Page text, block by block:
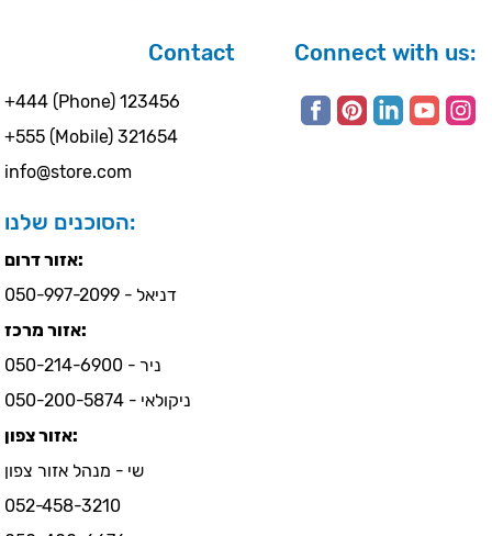
Contact
+444 (Phone) 123456
+555 (Mobile) 321654
info@store.com
הסוכנים שלנו:
אזור דרום:
דניאל - 050-997-2099
אזור מרכז:
ניר - 050-214-6900
ניקולאי - 050-200-5874
אזור צפון:
שי - מנהל אזור צפון
052-458-3210
Connect with us: